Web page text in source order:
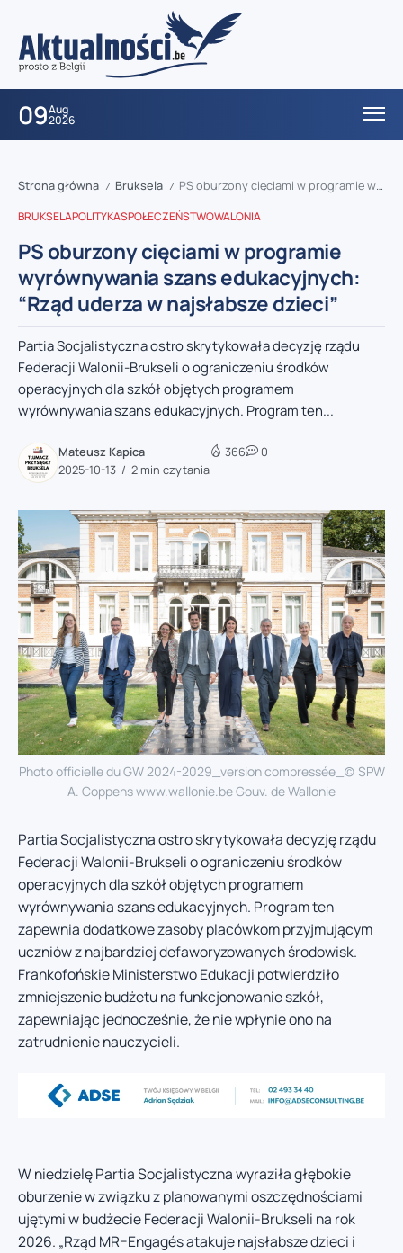
09Aug
2026
Strona główna / Bruksela / PS oburzony cięciami w programie wyrównywania szans edukacyjnych: “Rząd uderza w najsłabsze dzieci”
BRUKSELAPOLITYKASPOŁECZEŃSTWOWALONIA
PS oburzony cięciami w programie
wyrównywania szans edukacyjnych:
“Rząd uderza w najsłabsze dzieci”
Partia Socjalistyczna ostro skrytykowała decyzję rządu
Federacji Walonii-Brukseli o ograniczeniu środków
operacyjnych dla szkół objętych programem
wyrównywania szans edukacyjnych. Program ten...
Mateusz Kapica
2025-10-13
2 min czytania
366 0
Photo officielle du GW 2024-2029_version compressée_(c) SPW
A. Coppens www.wallonie.be Gouv. de Wallonie
Partia Socjalistyczna ostro skrytykowała decyzję rządu
Federacji Walonii-Brukseli o ograniczeniu środków
operacyjnych dla szkół objętych programem
wyrównywania szans edukacyjnych. Program ten
zapewnia dodatkowe zasoby placówkom przyjmującym
uczniów z najbardziej defaworyzowanych środowisk.
Frankofońskie Ministerstwo Edukacji potwierdziło
zmniejszenie budżetu na funkcjonowanie szkół,
zapewniając jednocześnie, że nie wpłynie ono na
zatrudnienie nauczycieli.
W niedzielę Partia Socjalistyczna wyraziła głębokie
oburzenie w związku z planowanymi oszczędnościami
ujętymi w budżecie Federacji Walonii-Brukseli na rok
2026. „Rząd MR–Engagés atakuje najsłabsze dzieci i